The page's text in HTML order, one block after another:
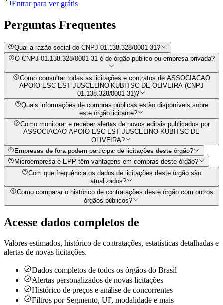
Entrar para ver grátis
Perguntas Frequentes
Qual a razão social do CNPJ 01.138.328/0001-31?
O CNPJ 01.138.328/0001-31 é de órgão público ou empresa privada?
Como consultar todas as licitações e contratos de ASSOCIACAO
APOIO ESC EST JUSCELINO KUBITSC DE OLIVEIRA (CNPJ
01.138.328/0001-31)?
Quais informações de compras públicas estão disponíveis sobre
este órgão licitante?
Como monitorar e receber alertas de novos editais publicados por
ASSOCIACAO APOIO ESC EST JUSCELINO KUBITSC DE
OLIVEIRA?
Empresas de fora podem participar de licitações deste órgão?
Microempresa e EPP têm vantagens em compras deste órgão?
Com que frequência os dados de licitações deste órgão são
atualizados?
Como comparar o histórico de contratações deste órgão com outros
órgãos públicos?
Acesse dados completos de
Valores estimados, histórico de contratações, estatísticas detalhadas e
alertas de novas licitações.
Dados completos de todos os órgãos do Brasil
Alertas personalizados de novas licitações
Histórico de preços e análise de concorrentes
Filtros por Segmento, UF, modalidade e mais